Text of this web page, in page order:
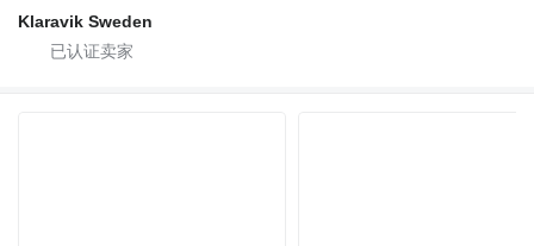
Klaravik Sweden